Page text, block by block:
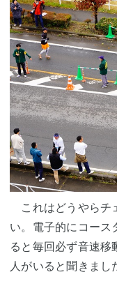
これはどうやらチ
い。電子的にコース
ると毎回必ず音速移
人がいると聞きまし